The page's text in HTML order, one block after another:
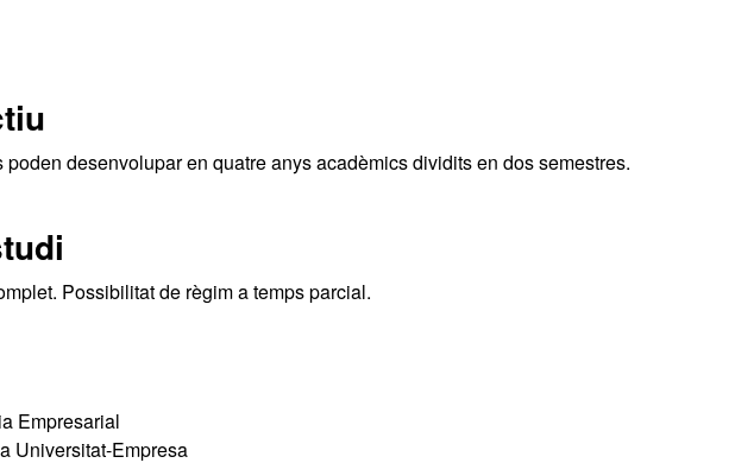
poden desenvolupar en quatre anys acadèmics dividits en dos semestres.
Possibilitat de règim a temps parcial.
Empresarial
Universitat-Empresa